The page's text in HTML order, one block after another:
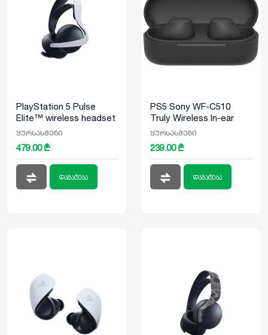
PlayStation 5 Pulse
Elite™ wireless headset
ყურსასმენი
479.00 ₾
დამატება
PS5 Sony WF-C510
Truly Wireless In-ear
Black
ყურსასმენი
239.00 ₾
დამატება